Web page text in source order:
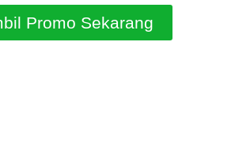
Promo Sekarang